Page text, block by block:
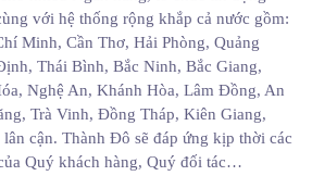
với hệ thống rộng khắp cả nước gồm:
Minh, Cần Thơ, Hải Phòng, Quảng
Thái Bình, Bắc Ninh, Bắc Giang,
Nghệ An, Khánh Hòa, Lâm Đồng, An
Trà Vinh, Đồng Tháp, Kiên Giang,
cận. Thành Đô sẽ đáp ứng kịp thời các
Quý khách hàng, Quý đối tác…